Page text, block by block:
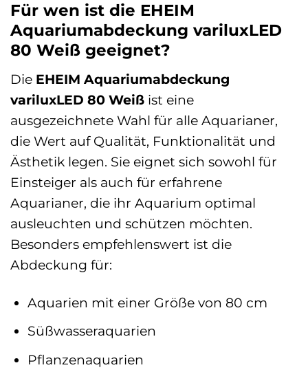
Für wen ist die EHEIM
Aquariumabdeckung variluxLED
80 Weiß geeignet?
Die EHEIM Aquariumabdeckung
variluxLED 80 Weiß ist eine
ausgezeichnete Wahl für alle Aquarianer,
die Wert auf Qualität, Funktionalität und
Ästhetik legen. Sie eignet sich sowohl für
Einsteiger als auch für erfahrene
Aquarianer, die ihr Aquarium optimal
ausleuchten und schützen möchten.
Besonders empfehlenswert ist die
Abdeckung für:
Aquarien mit einer Größe von 80 cm
Süßwasseraquarien
Pflanzenaquarien